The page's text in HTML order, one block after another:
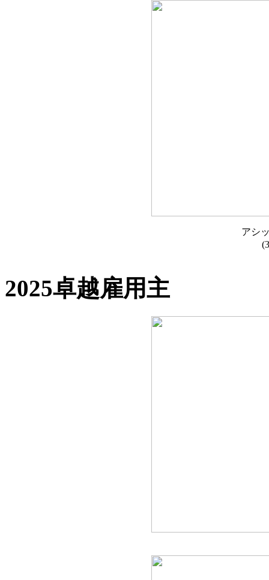
アシ
2025卓越雇用主